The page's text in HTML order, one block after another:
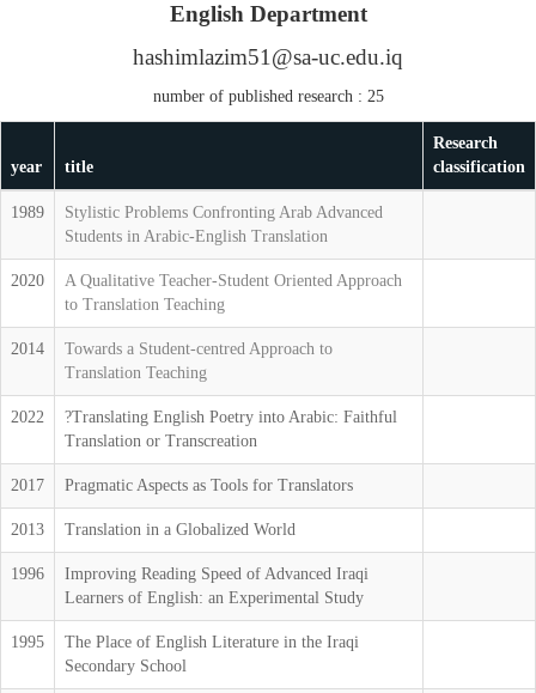
English Department
hashimlazim51@sa-uc.edu.iq
number of published research : 25
year title
Research
classification
1989
Stylistic Problems Confronting Arab Advanced
Students in Arabic-English Translation
2020
A Qualitative Teacher-Student Oriented Approach
to Translation Teaching
2014
Towards a Student-centred Approach to
Translation Teaching
2022
?Translating English Poetry into Arabic: Faithful
Translation or Transcreation
2017 Pragmatic Aspects as Tools for Translators
2013 Translation in a Globalized World
1996
Improving Reading Speed of Advanced Iraqi
Learners of English: an Experimental Study
1995
The Place of English Literature in the Iraqi
Secondary School